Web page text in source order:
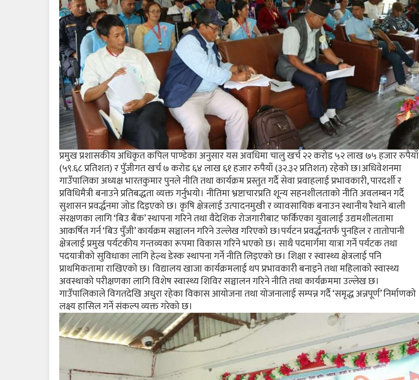
प्रमुख प्रशासकीय अधिकृत कपिल पाण्डेका अनुसार यस अवधिमा चालु खर्च २२ करोड ५२ लाख ७५ हजार रुपैयाँ
(५९.६८ प्रतिशत) र पुँजीगत खर्च ७ करोड ६४ लाख ६१ हजार रुपैयाँ (३२.३२ प्रतिशत) रहेको छ।अधिवेशनमा
गाउँपालिका अध्यक्ष भारतकुमार पुनले नीति तथा कार्यक्रम प्रस्तुत गर्दै सेवा प्रवाहलाई प्रभावकारी, पारदर्शी र
प्रविधिमैत्री बनाउने प्रतिबद्धता व्यक्त गर्नुभयो। नीतिमा भ्रष्टाचारप्रति शून्य सहनशीलताको नीति अवलम्बन गर्दै
सुशासन प्रवर्द्धनमा जोड दिइएको छ। कृषि क्षेत्रलाई उत्पादनमुखी र व्यावसायिक बनाउन स्थानीय रैथाने बाली
संरक्षणका लागि ‘बिउ बैंक’ स्थापना गरिने तथा वैदेशिक रोजगारीबाट फर्किएका युवालाई उद्यमशीलतामा
आकर्षित गर्न ‘बिउ पुँजी’ कार्यक्रम सञ्चालन गरिने उल्लेख गरिएको छ।पर्यटन प्रवर्द्धनतर्फ पुनहिल र तातोपानी
क्षेत्रलाई प्रमुख पर्यटकीय गन्तव्यका रूपमा विकास गरिने भएको छ। साथै पदमार्गमा यात्रा गर्ने पर्यटक तथा
पदयात्रीको सुविधाका लागि हेल्थ डेस्क स्थापना गर्ने नीति लिइएको छ। शिक्षा र स्वास्थ्य क्षेत्रलाई पनि
प्राथमिकतामा राखिएको छ। विद्यालय खाजा कार्यक्रमलाई थप प्रभावकारी बनाइने तथा महिलाको स्वास्थ्य
अवस्थाको परीक्षणका लागि विशेष स्वास्थ्य शिविर सञ्चालन गरिने नीति तथा कार्यक्रममा उल्लेख छ।
गाउँपालिकाले विगतदेखि अधुरा रहेका विकास आयोजना तथा योजनालाई सम्पन्न गर्दै ‘समृद्ध अन्नपूर्ण’ निर्माणको
लक्ष्य हासिल गर्ने संकल्प व्यक्त गरेको छ।